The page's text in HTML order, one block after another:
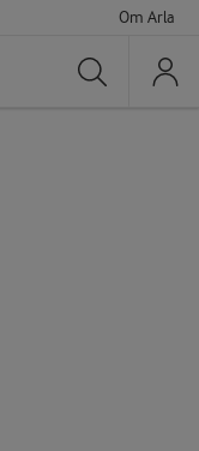
Om Arla
Sök